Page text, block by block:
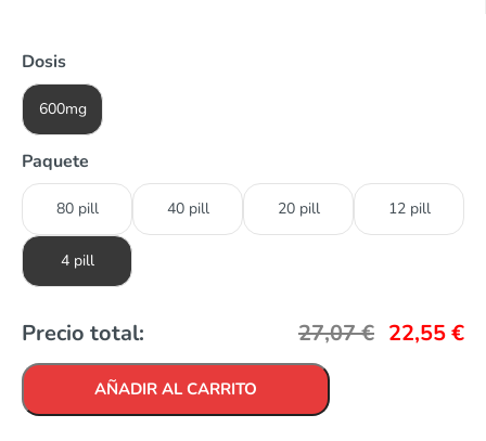
Dosis
600mg
Paquete
80 pill 40 pill 20 pill 12 pill
4 pill
Precio total: 27,07€ 22,55€
AÑADIR AL CARRITO